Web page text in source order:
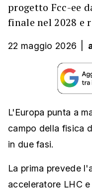
progetto Fcc-ee
finale nel 2028 e
22 maggio 2026
L'Europa punta a
campo della fisica
in due fasi.
La prima prevede
acceleratore LHC